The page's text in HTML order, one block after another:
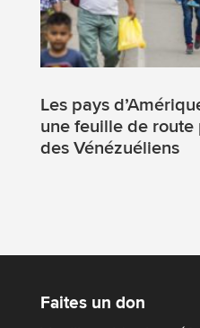
Les pays
une feuille de route
des Vénézuéliens
Faites un don